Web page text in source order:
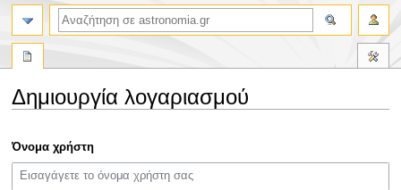
Δημιουργία λογαριασμού
στην
πλοήγηση
στην
αναζήτηση
Όνομα χρήστη
αναζήτηση